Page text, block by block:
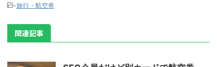
-旅行・航空券
関連記事